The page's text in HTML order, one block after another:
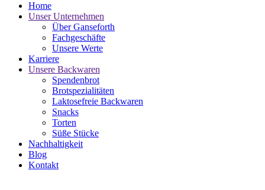
Home
Unser Unternehmen
Über Ganseforth
Fachgeschäfte
Unsere Werte
Karriere
Unsere Backwaren
Spendenbrot
Brotspezialitäten
Laktosefreie Backwaren
Snacks
Torten
Süße Stücke
Nachhaltigkeit
Blog
Kontakt